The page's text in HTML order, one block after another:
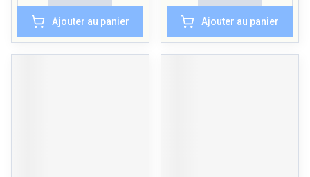
Ajouter au panier Ajouter au panier